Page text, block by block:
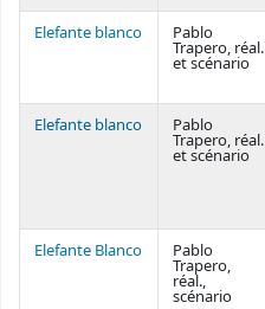
Elefante blanco Pablo
Trapero, réal.
et scénario
Elefante blanco Pablo
Trapero, réal.
et scénario
Elefante Blanco Pablo
Trapero,
réal.,
scénario